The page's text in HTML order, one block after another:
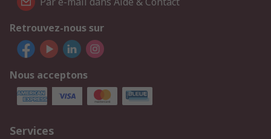
Retrouvez-nous sur
Nous acceptons
Services